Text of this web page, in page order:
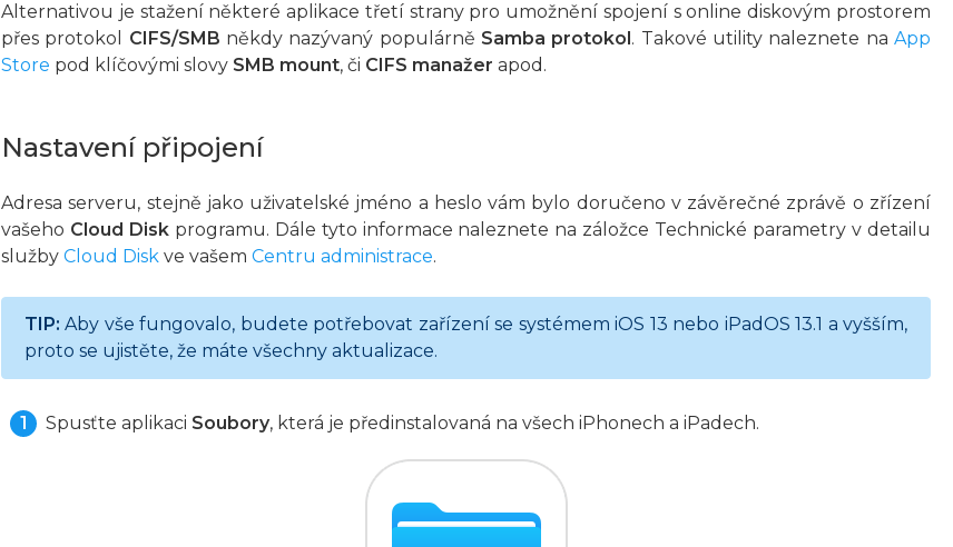
Alternativou je stažení některé aplikace třetí strany pro umožnění spojení s online diskovým prostorem
přes protokol CIFS/SMB někdy nazývaný populárně Samba protokol. Takové utility naleznete naApp
Store pod klíčovými slovy SMB mount, či CIFS manažer apod.
Nastavení připojení
Adresa serveru, stejně jako uživatelské jméno a heslo vám bylo doručeno v závěrečné zprávě o zřízení
vašeho Cloud Diskprogramu. Dále tyto informace naleznete na záložce Technické parametry v detailu
služby Cloud Disk ve vašem Centru administrace.
TIP: Aby vše fungovalo, budete potřebovat zařízení se systémem iOS 13 nebo iPadOS 13.1 a vyšším,
proto se ujistěte, že máte všechny aktualizace.
Spusťte aplikaci Soubory, která je předinstalovaná na všech iPhonech a iPadech.